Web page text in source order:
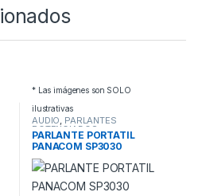
* Las imágenes son SOLO
ilustrativas
AUDIO, PARLANTES
POTENCIADOS
PARLANTE PORTATIL
PANACOM SP3030